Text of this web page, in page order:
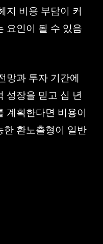
지 비용 부담이 커
요인이 될 수 있음
망과 투자 기간에
성장을 믿고 십 년
계획한다면 비용이
한 환노출형이 일반